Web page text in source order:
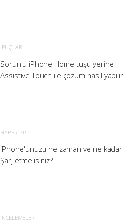
İPUÇLARI
Sorunlu iPhone Home tuşu yerine
Assistive Touch ile çözüm nasıl yapılır
HABERLER
iPhone'unuzu ne zaman ve ne kadar
Şarj etmelisiniz?
İNCELEMELER